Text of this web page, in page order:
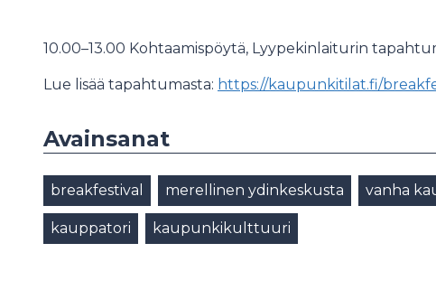
10.00–13.00 Kohtaamispöytä, Lyypekinlaiturin
Lue lisää tapahtumasta: https://kaupunkitilat.fi/
Avainsanat
breakfestival merellinen ydinkeskusta vanha
kauppatori kaupunkikulttuuri